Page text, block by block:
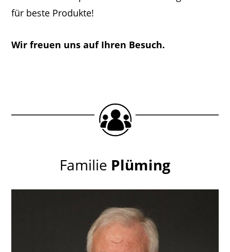
für beste Produkte!
Wir freuen uns auf Ihren Besuch.
Familie Plüming